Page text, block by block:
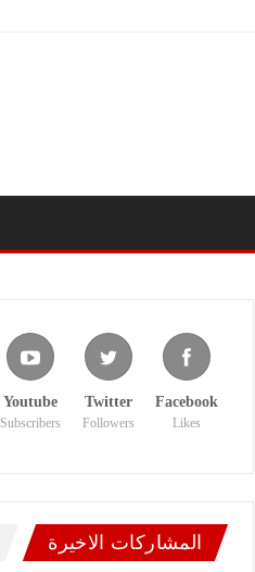
Facebook
Likes
Twitter
Followers
Youtube
Subscribers
المشاركات الاخيرة